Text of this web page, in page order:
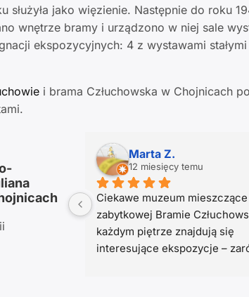
służyła jako więzienie. Następnie do roku
wnętrze bramy i urządzono w niej sale
ekspozycyjnych: 4 z wystawami
i brama Człuchowska w Chojnicach
r. Zima
rade
Daisy Gocha
12 miesięcy temu
Bardzo ciekawe miejsce
regionalnej. Obsługa
sympatyczna, bardzo
odpowiedzi na każde pytanie